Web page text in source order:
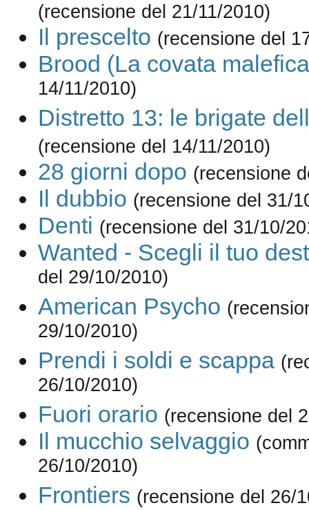
(recensione del 21/11/2010)
Il prescelto (recensione del
Brood (La covata
14/11/2010)
Distretto 13: le brigate
(recensione del 14/11/2010)
28 giorni dopo (recensione
Il dubbio (recensione del 31/
Denti (recensione del 31/10/
Wanted - Scegli il tuo
del 29/10/2010)
American Psycho
29/10/2010)
Prendi i soldi e scappa
26/10/2010)
Fuori orario (recensione del
Il mucchio selvaggio
26/10/2010)
Frontiers (recensione del 26/